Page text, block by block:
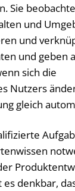
Sie
und
und
und geben
sich die
Nutzers
gleich
denkbar,